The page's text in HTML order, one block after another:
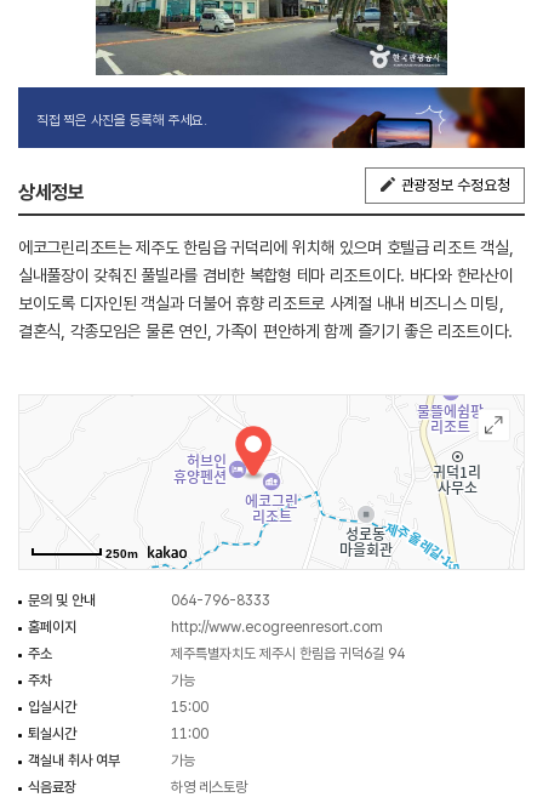
직접 찍은 사진을 등록해 주세요.
상세정보 관광정보 수정요청
에코그린리조트는 제주도 한림읍 귀덕리에 위치해 있으며 호텔급 리조트 객실,
실내풀장이 갖춰진 풀빌라를 겸비한 복합형 테마 리조트이다. 바다와 한라산이
보이도록 디자인된 객실과 더불어 휴향 리조트로 사계절 내내 비즈니스 미팅,
결혼식, 각종모임은 물론 연인, 가족이 편안하게 함께 즐기기 좋은 리조트이다.
250m
문의 및 안내
064-796-8333
홈페이지
http://www.ecogreenresort.com
주소
제주특별자치도 제주시 한림읍 귀덕6길 94
주차
가능
입실시간
15:00
퇴실시간
11:00
객실내 취사 여부
가능
식음료장
하영 레스토랑